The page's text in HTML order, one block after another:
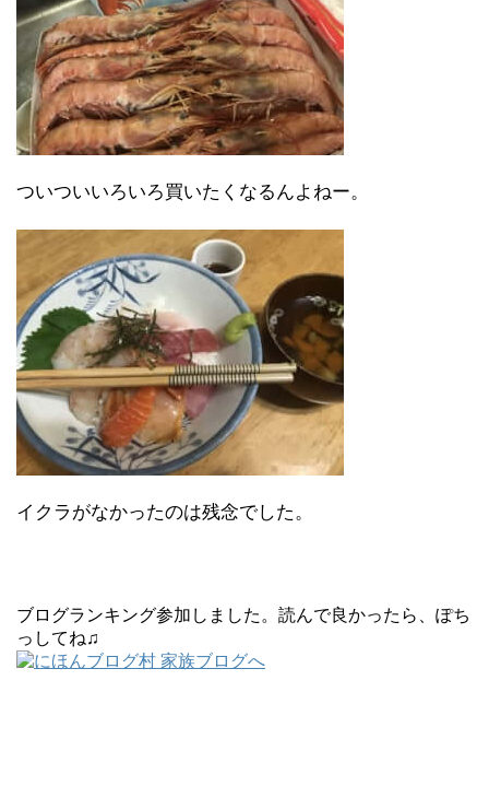
ついついいろいろ買いたくなるんよねー。
イクラがなかったのは残念でした。
ブログランキング参加しました。読んで良かったら、ぽち
っしてね♫